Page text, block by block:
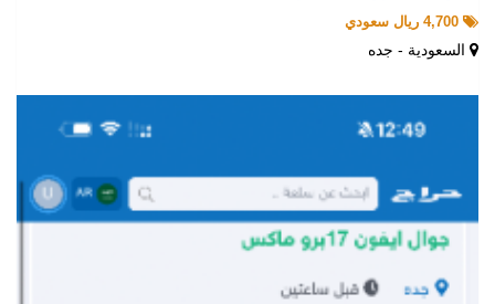
السعودية - جده